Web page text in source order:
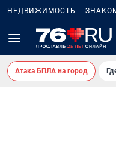
НЕДВИЖИМОСТЬ
Атака БПЛА на город